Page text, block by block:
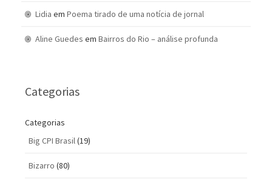
Lidia em Poema tirado de uma notícia de jornal
Aline Guedes em Bairros do Rio – análise profunda
Categorias
Categorias
Big CPI Brasil(19)
Bizarro (80)